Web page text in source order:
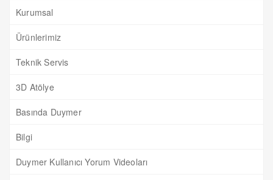
Kurumsal
Ürünlerimiz
Teknik Servis
3D Atölye
Basında Duymer
Bilgi
Duymer Kullanıcı Yorum Videoları